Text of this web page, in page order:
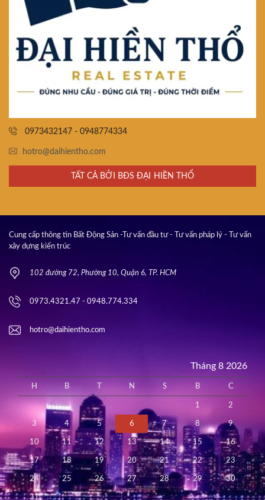
0973432147 - 0948774334
hotro@daihientho.com
TẤT CẢ BỞI BĐS ĐẠI HIỀN THỔ
Cung cấp thông tin Bất Động Sản -Tư vấn đầu tư - Tư vấn pháp lý - Tư vấn
xây dựng kiến trúc
102 đường 72, Phường 10, Quận 6, TP. HCM
0973.4321.47 - 0948.774.334
hotro@daihientho.com
Tháng 8 2026
H B N S B C
1 2
3 4 5 6 7 8 9
10 11 12 13 14 15 16
17 18 19 20 21 22 23
24 25 26 27 28 29 30
31